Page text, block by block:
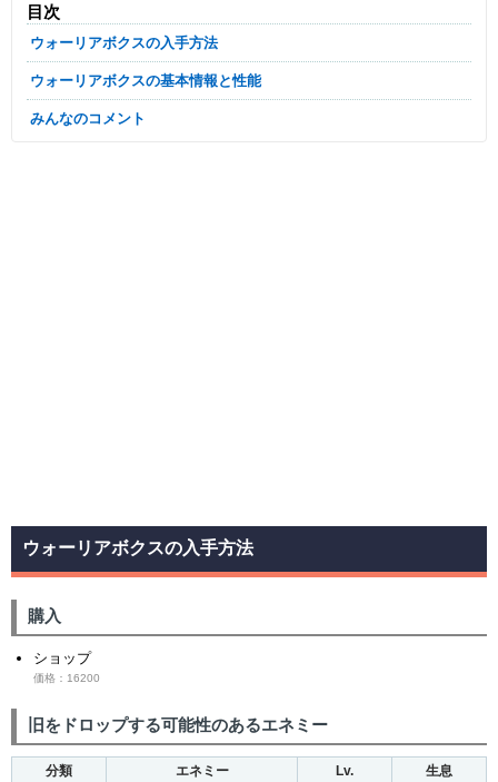
目次
ウォーリアボクスの入手方法
ウォーリアボクスの基本情報と性能
みんなのコメント
ウォーリアボクスの入手方法
購入
ショップ
価格：16200
旧をドロップする可能性のあるエネミー
分類 エネミー Lv. 生息